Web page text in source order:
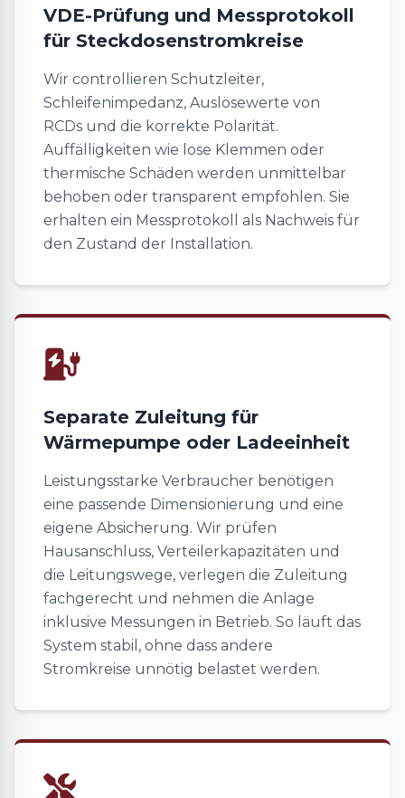
VDE-Prüfung und Messprotokoll
für Steckdosenstromkreise
Wir controllieren Schutzleiter,
Schleifenimpedanz, Auslösewerte von
RCDs und die korrekte Polarität.
Auffälligkeiten wie lose Klemmen oder
thermische Schäden werden unmittelbar
behoben oder transparent empfohlen. Sie
erhalten ein Messprotokoll als Nachweis für
den Zustand der Installation.
Separate Zuleitung für
Wärmepumpe oder Ladeeinheit
Leistungsstarke Verbraucher benötigen
eine passende Dimensionierung und eine
eigene Absicherung. Wir prüfen
Hausanschluss, Verteilerkapazitäten und
die Leitungswege, verlegen die Zuleitung
fachgerecht und nehmen die Anlage
inklusive Messungen in Betrieb. So läuft das
System stabil, ohne dass andere
Stromkreise unnötig belastet werden.